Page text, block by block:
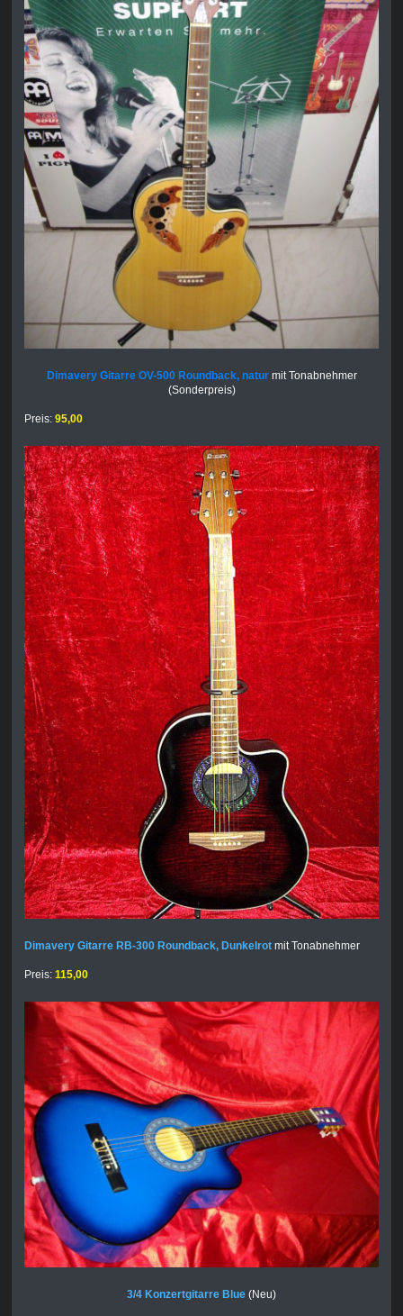
Dimavery Gitarre OV-500 Roundback, natur mit Tonabnehmer
(Sonderpreis)
Preis: 95,00
Dimavery Gitarre RB-300 Roundback, Dunkelrot mit Tonabnehmer
Preis: 115,00
3/4 Konzertgitarre Blue (Neu)